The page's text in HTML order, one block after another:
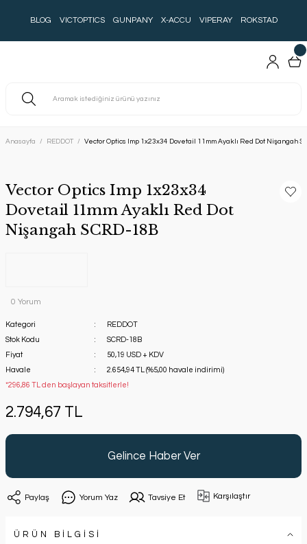
BLOG VICTOPTICS GUNPANY X-ACCU VIPERAY ROKSTAD
Anasayfa REDDOT Vector Optics Imp 1x23x34 Dovetail 11mm Ayaklı Red Dot Nişangah
Vector Optics Imp 1x23x34
Dovetail 11mm Ayaklı Red Dot
Nişangah SCRD-18B
0 Yorum
Kategori
REDDOT
Stok Kodu
SCRD-18B
Fiyat
50,19 USD + KDV
Havale
2.654,94 TL (%5,00 havale indirimi)
*296,86 TL den başlayan taksitlerle!
2.794,67 TL
Gelince Haber Ver
Paylaş Yorum Yaz Tavsiye Et Karşılaştır
ÜRÜN BİLGİSİ